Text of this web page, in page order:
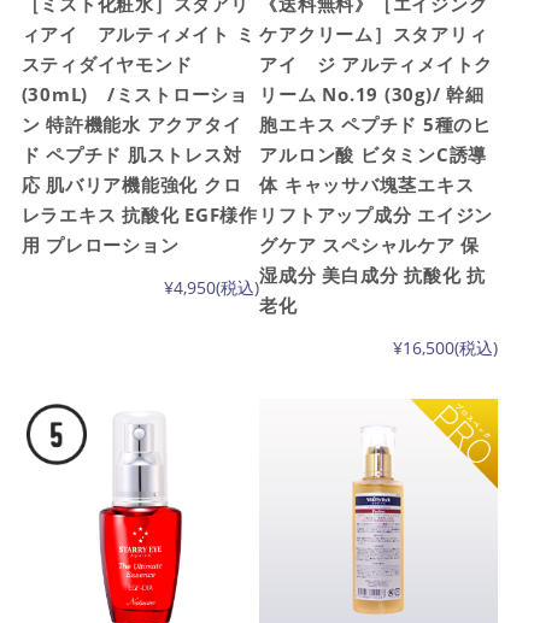
ィアイ アルティメイト ミ
スティダイヤモンド
(30mL) /ミストローショ
ン 特許機能水 アクアタイ
ド ペプチド 肌ストレス対
応 肌バリア機能強化 クロ
レラエキス 抗酸化 EGF様作
用 プレローション
¥4,950(税込)
ケアクリーム］スタアリィ
アイ ジ アルティメイトク
リーム No.19 (30g)/ 幹細
胞エキス ペプチド 5種のヒ
アルロン酸 ビタミンC誘導
体 キャッサバ塊茎エキス
リフトアップ成分 エイジン
グケア スペシャルケア 保
湿成分 美白成分 抗酸化 抗
老化
¥16,500(税込)